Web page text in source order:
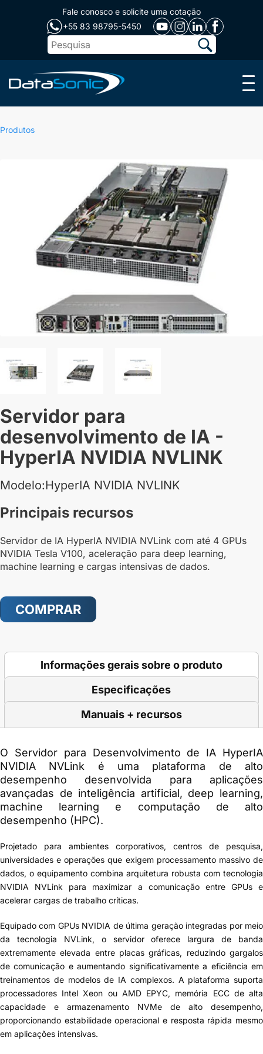
Fale conosco e solicite uma cotação
+55 83 98795-5450
Menu
Produtos
Servidor para
desenvolvimento de IA -
HyperIA NVIDIA NVLINK
Modelo:HyperIA NVIDIA NVLINK
Principais recursos
Servidor de IA HyperIA NVIDIA NVLink com até 4 GPUs
NVIDIA Tesla V100, aceleração para deep learning,
machine learning e cargas intensivas de dados.
COMPRAR
Informações gerais sobre o produto
Especificações
Manuais + recursos
O
Servidor para Desenvolvimento de IA HyperIA
NVIDIA NVLink é uma plataforma de alto
desempenho desenvolvida para aplicações
avançadas de inteligência artificial, deep learning,
machine learning e computação de alto
desempenho (HPC).
Projetado para ambientes corporativos, centros de pesquisa,
universidades e operações que exigem processamento massivo de
dados, o equipamento combina arquitetura robusta com tecnologia
NVIDIA NVLink para maximizar a comunicação entre GPUs e
acelerar cargas de trabalho críticas.
Equipado com GPUs NVIDIA de última geração integradas por meio
da tecnologia NVLink, o servidor oferece largura de banda
extremamente elevada entre placas gráficas, reduzindo gargalos
de comunicação e aumentando significativamente a eficiência em
treinamentos de modelos de IA complexos. A plataforma suporta
processadores Intel Xeon ou AMD EPYC, memória ECC de alta
capacidade e armazenamento NVMe de alto desempenho,
proporcionando estabilidade operacional e resposta rápida mesmo
em aplicações intensivas.